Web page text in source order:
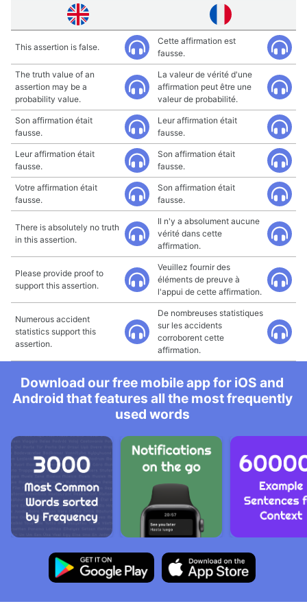
This assertion is false.
Cette affirmation est
fausse.
The truth value of an
assertion may be a
probability value.
La valeur de vérité d'une
affirmation peut être une
valeur de probabilité.
Son affirmation était
fausse.
Leur affirmation était
fausse.
Leur affirmation était
fausse.
Son affirmation était
fausse.
Votre affirmation était
fausse.
Son affirmation était
fausse.
There is absolutely no truth
in this assertion.
Il n'y a absolument aucune
vérité dans cette
affirmation.
Please provide proof to
support this assertion.
Veuillez fournir des
éléments de preuve à
l'appui de cette affirmation.
Numerous accident
statistics support this
assertion.
De nombreuses statistiques
sur les accidents
corroborent cette
affirmation.
Download our free mobile app for iOS and
Android that features all the most frequently
used words